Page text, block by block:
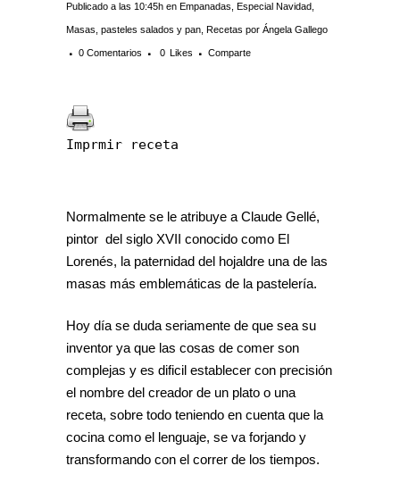
Publicado a las 10:45h en Empanadas Especial Navidad
Masas, pasteles salados y pan Recetas por Ángela Gallego
0 Comentarios 0 Likes Comparte
Imprmir receta
Normalmente se le atribuye a Claude Gellé,
pintor del siglo XVII conocido como El
Lorenés, la paternidad del hojaldre una de las
masas más emblemáticas de la pastelería.
Hoy día se duda seriamente de que sea su
inventor ya que las cosas de comer son
complejas y es dificil establecer con precisión
el nombre del creador de un plato o una
receta, sobre todo teniendo en cuenta que la
cocina como el lenguaje, se va forjando y
transformando con el correr de los tiempos.